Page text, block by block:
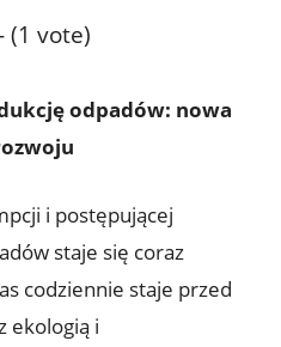
(1 vote)
odpadów: nowa
i postępującej
staje się coraz
codziennie staje przed
ekologią i